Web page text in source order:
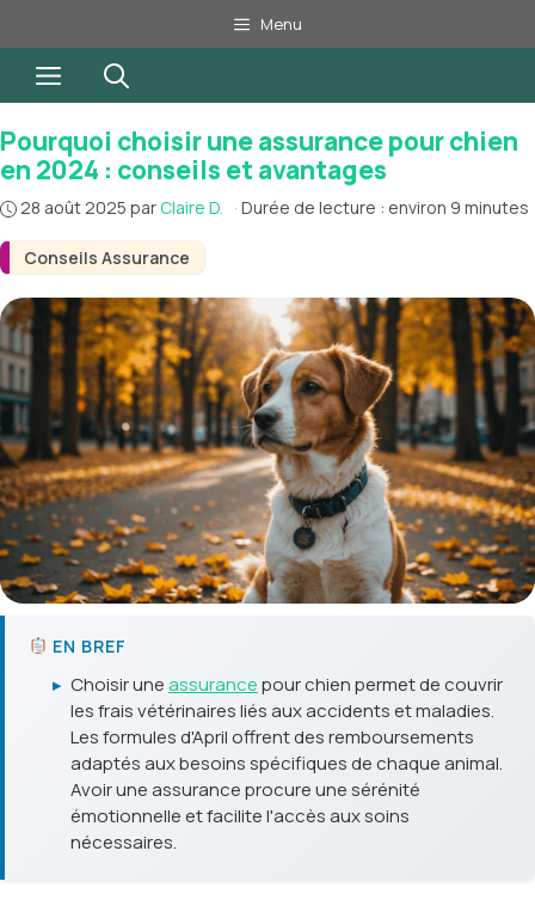
au
contenu
Menu
Menu
Conseils Assurance
Pourquoi choisir une assurance pour chien
en 2024 : conseils et avantages
28 août 2025 par Claire D. · Durée de lecture : environ 9 minutes
EN BREF
▸ Choisir uneassurancepour chien permet de couvrir
les frais vétérinaires liés aux accidents et maladies.
Les formules d'April offrent des remboursements
adaptés aux besoins spécifiques de chaque animal.
Avoir une assurance procure une sérénité
émotionnelle et facilite l'accès aux soins
nécessaires.